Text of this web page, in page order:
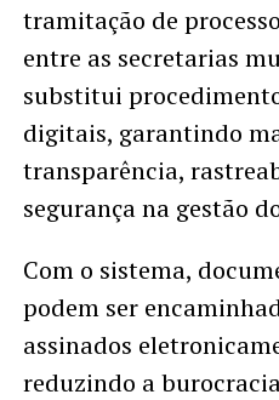
tramitação de
entre as secretarias
substitui
digitais, garantindo
transparência,
segurança na gestão
Com o sistema,
podem ser
assinados
reduzindo a